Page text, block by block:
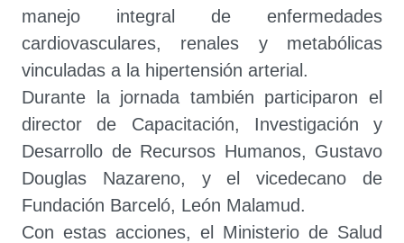
manejo integral de enfermedades
cardiovasculares, renales y metabólicas
vinculadas a la hipertensión arterial.
Durante la jornada también participaron el
director de Capacitación, Investigación y
Desarrollo de Recursos Humanos, Gustavo
Douglas Nazareno, y el vicedecano de
Fundación Barceló, León Malamud.
Con estas acciones, el Ministerio de Salud